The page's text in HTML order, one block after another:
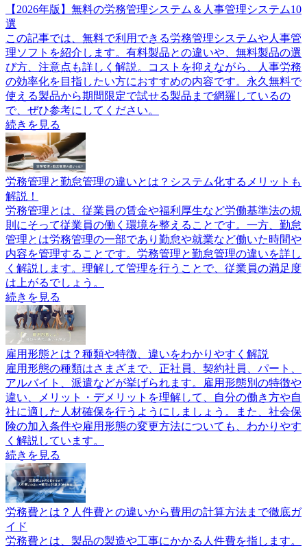
【2026年版】無料の労務管理システム＆人事管理システム10
選
この記事では、無料で利用できる労務管理システムや人事管
理ソフトを紹介します。有料製品との違いや、無料製品の選
び方、注意点も詳しく解説。コストを抑えながら、人事労務
の効率化を目指したい方におすすめの内容です。永久無料で
使える製品から期間限定で試せる製品まで網羅しているの
で、ぜひ参考にしてください。
続きを見る
労務管理と勤怠管理の違いとは？システム化するメリットも
解説！
労務管理とは、従業員の賃金や福利厚生など労働基準法の規
則にそって従業員の働く環境を整えることです。一方、勤怠
管理とは労務管理の一部であり勤怠や就業など働いた時間や
内容を管理することです。労務管理と勤怠管理の違いを詳し
く解説します。理解して管理を行うことで、従業員の満足度
は上がるでしょう。
続きを見る
雇用形態とは？種類や特徴、違いをわかりやすく解説
雇用形態の種類はさまざまで、正社員、契約社員、パート、
アルバイト、派遣などが挙げられます。雇用形態別の特徴や
違い、メリット・デメリットを理解して、自分の働き方や自
社に適した人材確保を行うようにしましょう。また、社会保
険の加入条件や雇用形態の変更方法についても、わかりやす
く解説しています。
続きを見る
労務費とは？人件費との違いから費用の計算方法まで徹底ガ
イド
労務費とは、製品の製造や工事にかかる人件費を指します。